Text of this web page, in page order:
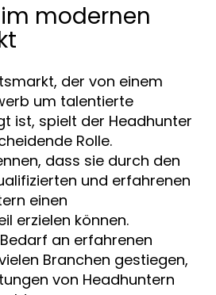
modernen
der von einem
um talentierte
ist, spielt der Headhunter
Rolle.
dass sie durch den
und erfahrenen
einen
erzielen können.
an erfahrenen
Branchen gestiegen,
von Headhuntern